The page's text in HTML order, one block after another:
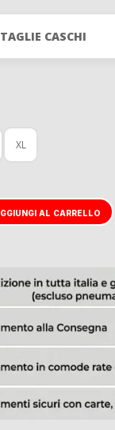
CASCHI
XL
al carrello